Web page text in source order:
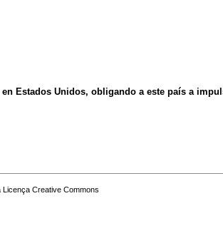
Estados Unidos, obligando a este país a
Licença Creative Commons